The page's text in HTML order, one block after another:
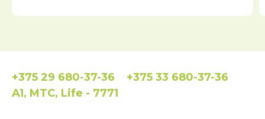
+375 29 680-37-36
+375 33 680-37-36
A1, MTC, Life - 7771